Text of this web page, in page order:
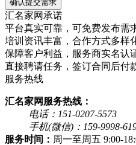
汇名家网承诺
平台真实可靠，可免费发布需
培训资讯丰富，合作方式多样
保障客户利益，服务商实名认
直接聘请任务，签订合同后付
服务热线
汇名家网服务热线：
电话：151-0207-5573
手机(微信)：159-9998-
服务时间： 周一至周五 9:00-